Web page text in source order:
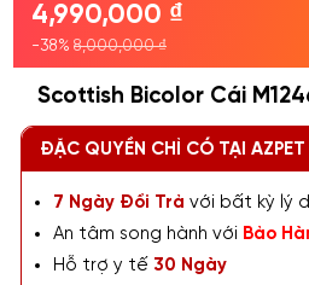
Scottish Bicolor Cái
4,990,000 ₫
-38% 8,000,000 ₫
ĐẶC QUYỀN CHỈ CÓ TẠI AZPET
7 Ngày Đổi Trả với bất kỳ lý
An tâm song hành với Bảo
Hỗ trợ y tế 30 Ngày